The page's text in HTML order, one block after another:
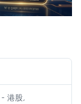
- 港股